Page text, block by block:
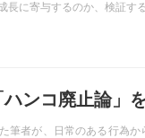
長に寄与するのか、検証す
ハンコ廃止論」
筆者が、日常のある行為